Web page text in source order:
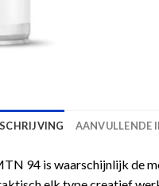
AANVULLENDE
94 is waarschijnlijk de